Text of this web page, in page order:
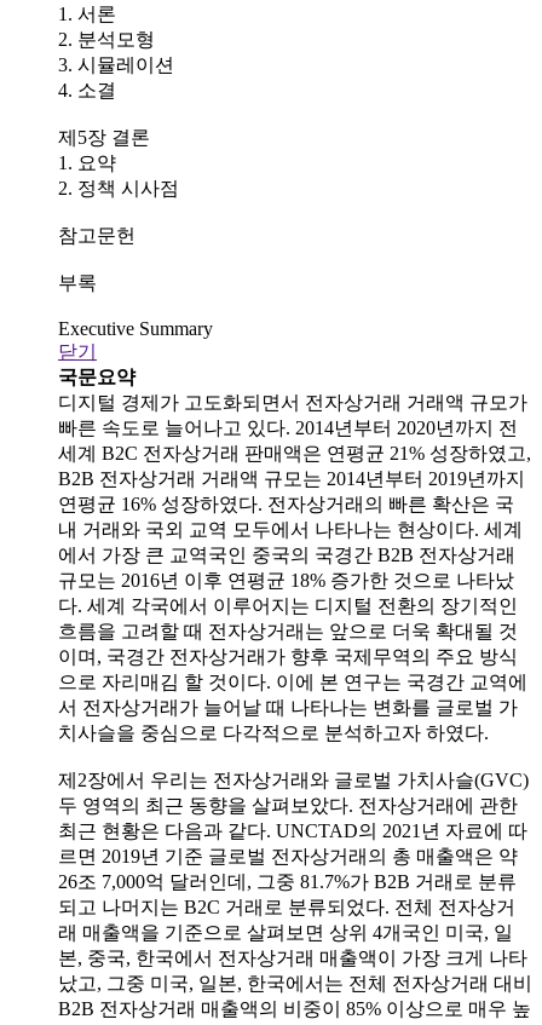
1. 서론
2. 분석모형
3. 시뮬레이션
4. 소결
제5장 결론
1. 요약
2. 정책 시사점
참고문헌
부록
Executive Summary
닫기
국문요약
디지털 경제가 고도화되면서 전자상거래 거래액 규모가
빠른 속도로 늘어나고 있다. 2014년부터 2020년까지 전
세계 B2C 전자상거래 판매액은 연평균 21% 성장하였고,
B2B 전자상거래 거래액 규모는 2014년부터 2019년까지
연평균 16% 성장하였다. 전자상거래의 빠른 확산은 국
내 거래와 국외 교역 모두에서 나타나는 현상이다. 세계
에서 가장 큰 교역국인 중국의 국경간 B2B 전자상거래
규모는 2016년 이후 연평균 18% 증가한 것으로 나타났
다. 세계 각국에서 이루어지는 디지털 전환의 장기적인
흐름을 고려할 때 전자상거래는 앞으로 더욱 확대될 것
이며, 국경간 전자상거래가 향후 국제무역의 주요 방식
으로 자리매김 할 것이다. 이에 본 연구는 국경간 교역에
서 전자상거래가 늘어날 때 나타나는 변화를 글로벌 가
치사슬을 중심으로 다각적으로 분석하고자 하였다.
제2장에서 우리는 전자상거래와 글로벌 가치사슬(GVC)
두 영역의 최근 동향을 살펴보았다. 전자상거래에 관한
최근 현황은 다음과 같다. UNCTAD의 2021년 자료에 따
르면 2019년 기준 글로벌 전자상거래의 총 매출액은 약
26조 7,000억 달러인데, 그중 81.7%가 B2B 거래로 분류
되고 나머지는 B2C 거래로 분류되었다. 전체 전자상거
래 매출액을 기준으로 살펴보면 상위 4개국인 미국, 일
본, 중국, 한국에서 전자상거래 매출액이 가장 크게 나타
났고, 그중 미국, 일본, 한국에서는 전체 전자상거래 대비
B2B 전자상거래 매출액의 비중이 85% 이상으로 매우 높